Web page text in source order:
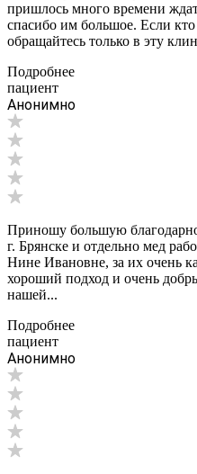
пришлось много времени
спасибо им большое. Если кто
обращайтесь только в эту
Подробнее
пациент
Анонимно
Приношу большую
г. Брянске и отдельно мед
Нине Ивановне, за их очень
хороший подход и очень
нашей...
Подробнее
пациент
Анонимно